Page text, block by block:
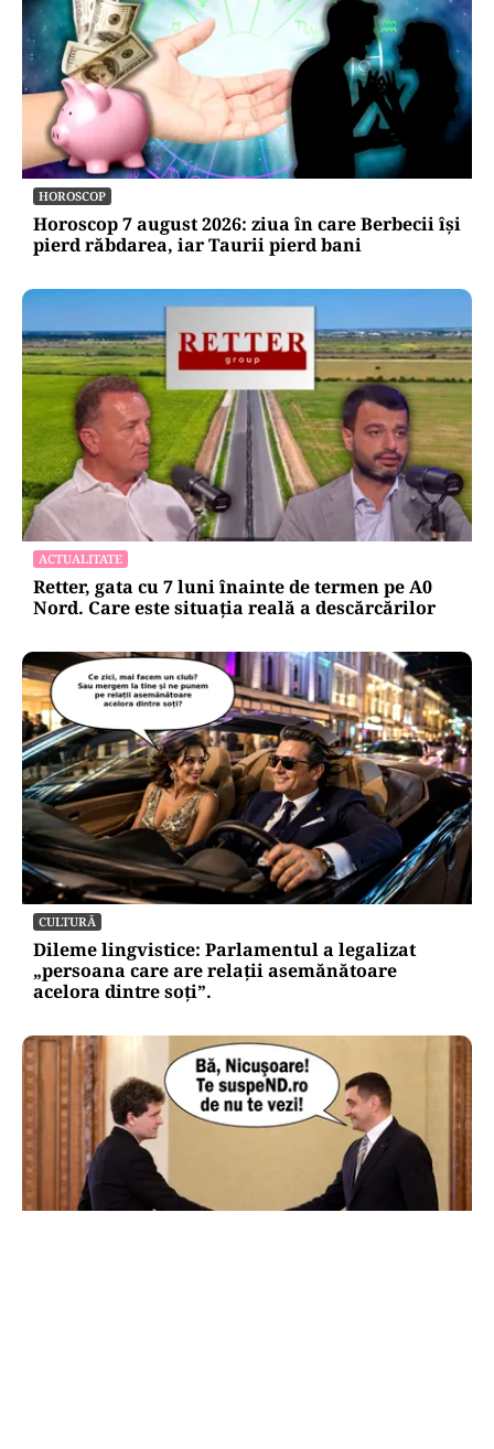
HOROSCOP
Horoscop 7 august 2026: ziua în care Berbecii își
pierd răbdarea, iar Taurii pierd bani
ACTUALITATE
Retter, gata cu 7 luni înainte de termen pe A0
Nord. Care este situația reală a descărcărilor
CULTURĂ
Dileme lingvistice: Parlamentul a legalizat
„persoana care are relații asemănătoare
acelora dintre soți”.